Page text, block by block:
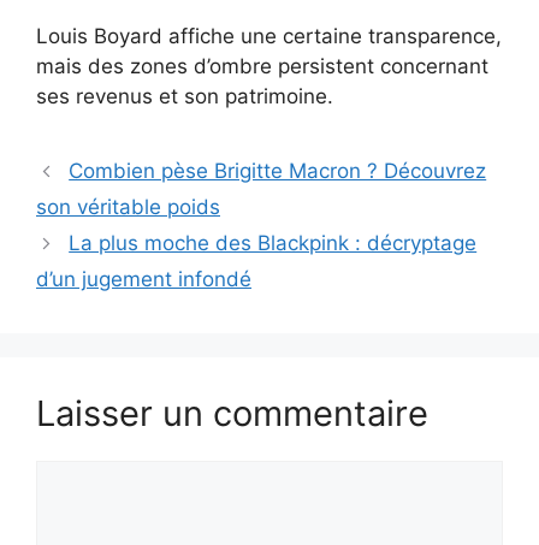
Louis Boyard affiche une certaine transparence,
mais des zones d’ombre persistent concernant
ses revenus et son patrimoine.
Combien pèse Brigitte Macron ? Découvrez
son véritable poids
La plus moche des Blackpink : décryptage
d’un jugement infondé
Laisser un commentaire